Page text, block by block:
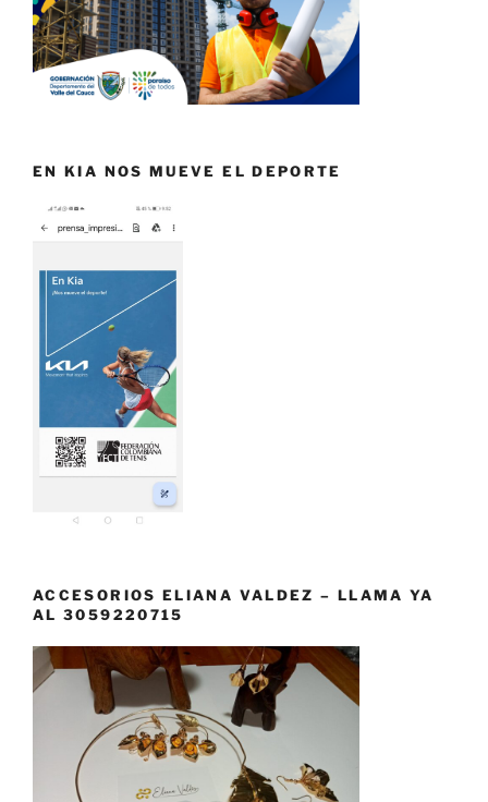
EN KIA NOS MUEVE EL DEPORTE
ACCESORIOS ELIANA VALDEZ – LLAMA YA
AL 3059220715